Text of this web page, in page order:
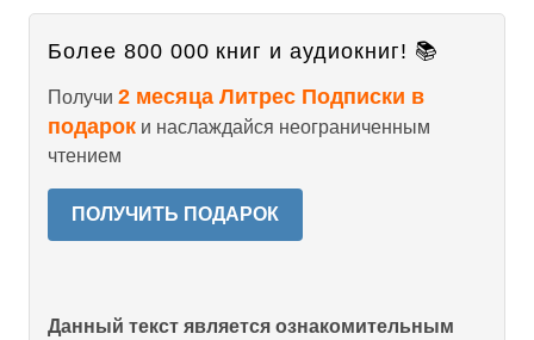
Более 800 000 книг и аудиокниг! 📚
Получи 2 месяца Литрес Подписки в
подарок и наслаждайся неограниченным
чтением
ПОЛУЧИТЬ ПОДАРОК
Данный текст является ознакомительным